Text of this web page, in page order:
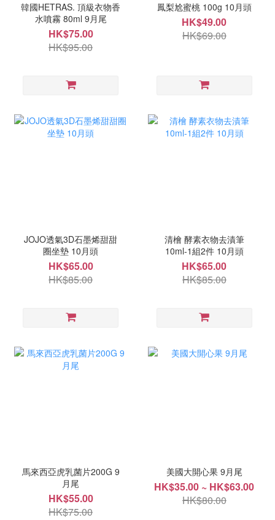
韓國HETRAS. 頂級衣物香
水噴霧 80ml 9月尾
HK$75.00
HK$95.00
鳳梨尬蜜桃 100g 10月頭
HK$49.00
HK$69.00
JOJO透氣3D石墨烯甜甜
圈坐墊 10月頭
HK$65.00
HK$85.00
清檜 酵素衣物去漬筆
10ml-1組2件 10月頭
HK$65.00
HK$85.00
馬來西亞虎乳菌片200G 9
月尾
HK$55.00
HK$75.00
美國大開心果 9月尾
HK$35.00 ~ HK$63.00
HK$80.00